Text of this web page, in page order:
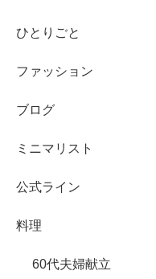
ひとりごと
ファッション
ブログ
ミニマリスト
公式ライン
料理
60代夫婦献立